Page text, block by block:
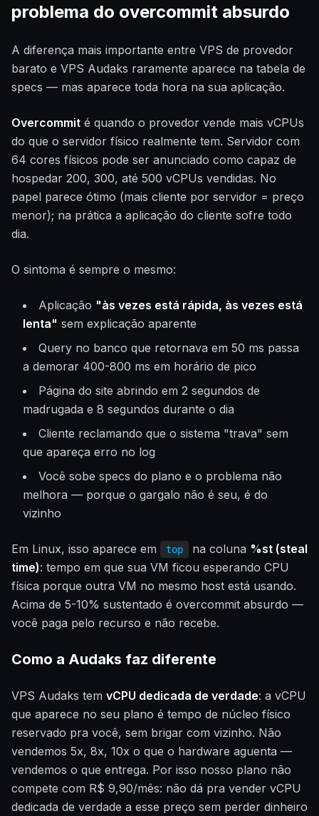
problema do overcommit absurdo
A diferença mais importante entre VPS de provedor
barato e VPS Audaks raramente aparece na tabela de
specs — mas aparece toda hora na sua aplicação.
Overcommit é quando o provedor vende mais vCPUs
do que o servidor físico realmente tem. Servidor com
64 cores físicos pode ser anunciado como capaz de
hospedar 200, 300, até 500 vCPUs vendidas. No
papel parece ótimo (mais cliente por servidor = preço
menor); na prática a aplicação do cliente sofre todo
dia.
O sintoma é sempre o mesmo:
Aplicação "às vezes está rápida, às vezes está
lenta" sem explicação aparente
Query no banco que retornava em 50 ms passa
a demorar 400-800 ms em horário de pico
Página do site abrindo em 2 segundos de
madrugada e 8 segundos durante o dia
Cliente reclamando que o sistema "trava" sem
que apareça erro no log
Você sobe specs do plano e o problema não
melhora — porque o gargalo não é seu, é do
vizinho
Em Linux, isso aparece em top na coluna %st (steal
time): tempo em que sua VM ficou esperando CPU
física porque outra VM no mesmo host está usando.
Acima de 5-10% sustentado é overcommit absurdo —
você paga pelo recurso e não recebe.
Como a Audaks faz diferente
VPS Audaks tem vCPU dedicada de verdade: a vCPU
que aparece no seu plano é tempo de núcleo físico
reservado pra você, sem brigar com vizinho. Não
vendemos 5x, 8x, 10x o que o hardware aguenta —
vendemos o que entrega. Por isso nosso plano não
compete com R$ 9,90/mês: não dá pra vender vCPU
dedicada de verdade a esse preço sem perder dinheiro